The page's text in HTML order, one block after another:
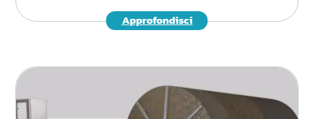
Approfondisci